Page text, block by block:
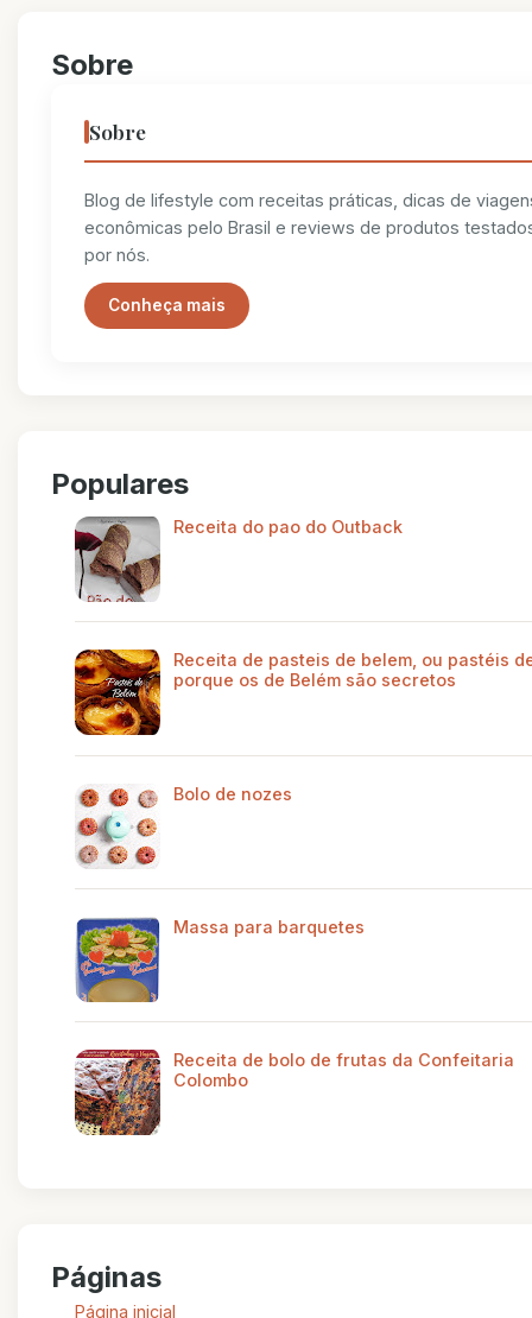
Sobre
Sobre
Blog de lifestyle com receitas práticas, dicas de
econômicas pelo Brasil e reviews de produtos
por nós.
Conheça mais
Populares
Receita do pao do Outback
Receita de pasteis de belem, ou pastéis
porque os de Belém são secretos
Bolo de nozes
Massa para barquetes
Receita de bolo de frutas da Confeitaria
Colombo
Páginas
Página inicial